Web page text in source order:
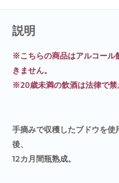
説明
※こちらの商品はアルコール
きません。
※20歳未満の飲酒は法律で禁
手摘みで収穫したブドウを使
後、
12カ月間瓶熟成。